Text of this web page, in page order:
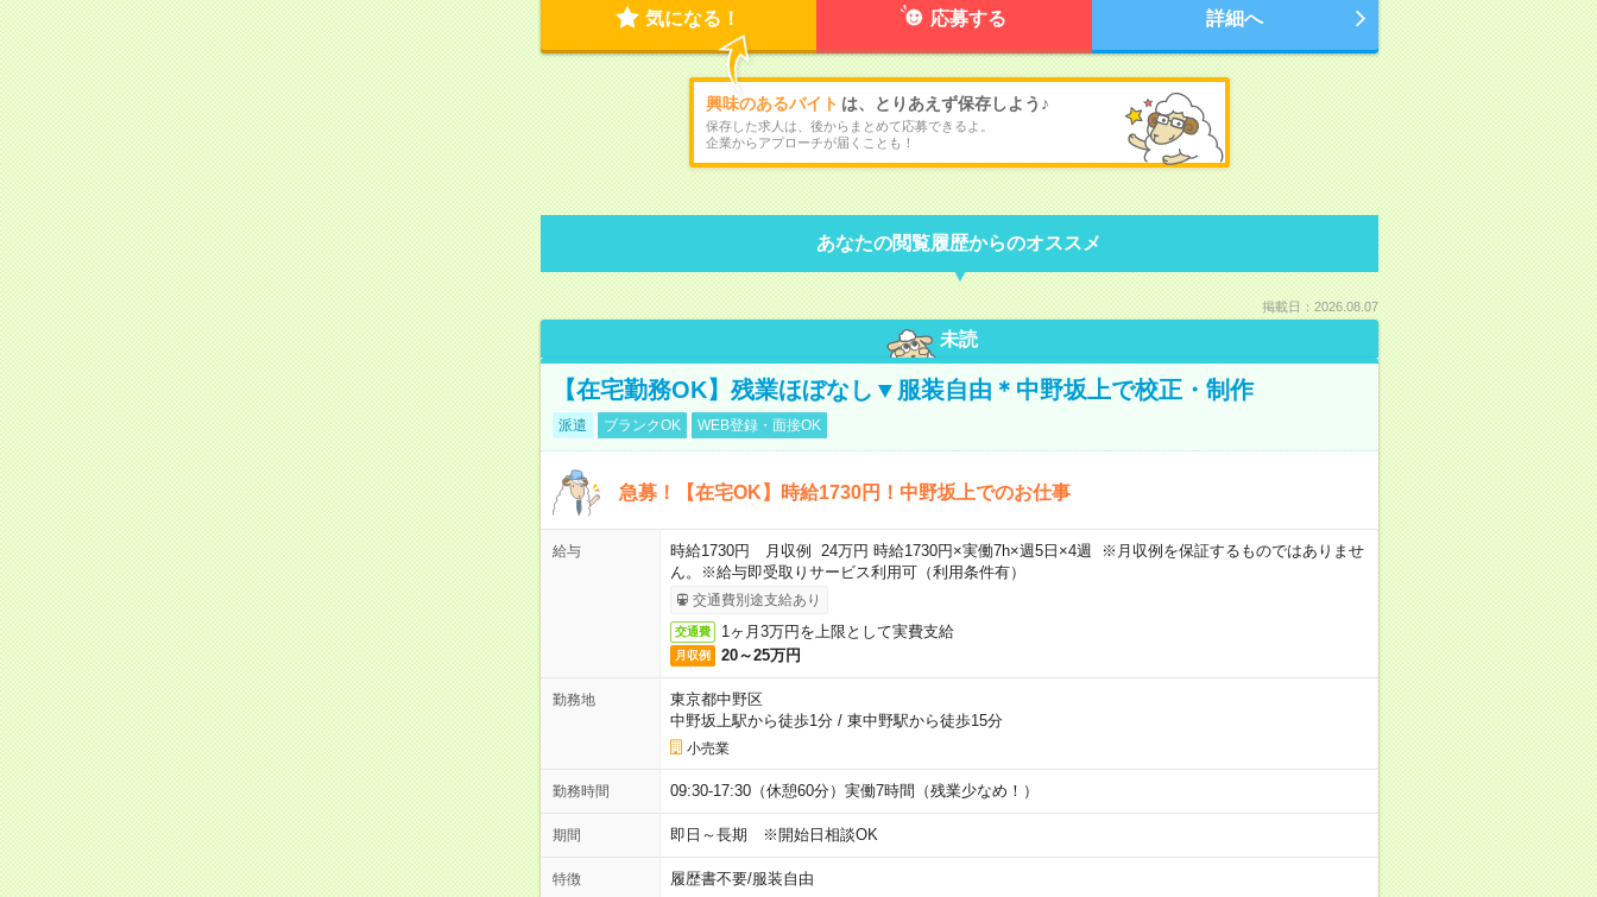
気になる！ 応募する 詳細へ
興味のあるバイト は、とりあえず保存しよう♪
保存した求人は、後からまとめて応募できるよ。
企業からアプローチが届くことも！
あなたの閲覧履歴からのオススメ
掲載日：2026.08.07
未読
【在宅勤務OK】残業ほぼなし▼服装自由＊中野坂上で校正・制作
派遣 ブランクOK WEB登録・面接OK
急募！【在宅OK】時給1730円！中野坂上でのお仕事
給与
時給1730円 月収例 24万円 時給1730円×実働7h×週5日×4週 ※月収例を保証するものではありませ
ん。※給与即受取りサービス利用可（利用条件有）
交通費別途支給あり
交通費 1ヶ月3万円を上限として実費支給
月収例 20～25万円
勤務地
東京都中野区
中野坂上駅から徒歩1分/ 東中野駅から徒歩15分
小売業
勤務時間 09:30-17:30（休憩60分）実働7時間（残業少なめ！）
期間 即日～長期 ※開始日相談OK
特徴 履歴書不要/服装自由